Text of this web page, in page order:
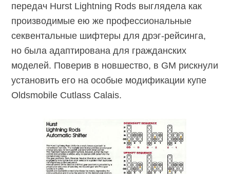
передач Hurst Lightning Rods выглядела как
производимые ею же профессиональные
секвентальные шифтерыдля дрэг-рейсинга,
но была адаптирована для гражданских
моделей. Поверив в новшество, в GM рискнули
установить его на особые модификации купе
Oldsmobile Cutlass Calais.